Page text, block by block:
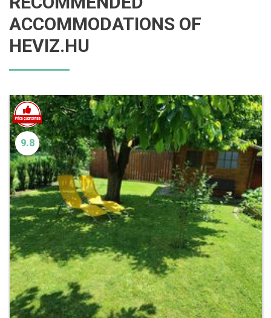
ACCOMMODATIONS OF
HEVIZ.HU
9.8